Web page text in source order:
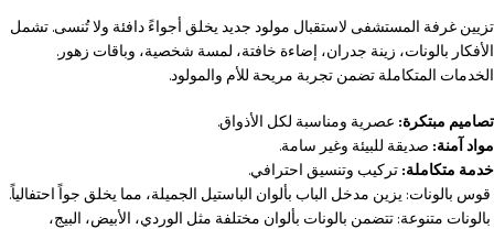
تزيين غرفة المستشفى لاستقبال مولود جديد يخلق أجواءً دافئة ولا تُنسى. تشمل
الأفكار بالونات، زينة جدران، إضاءة خافتة، لمسة شخصية، وباقات زهور.
الخدمات المتكاملة تضمن تجربة مريحة للأم والمولود.
تصاميم مبتكرة: عصرية ومناسبة لكل الأذواق.
مواد آمنة: صديقة للبيئة وغير سامة.
خدمة متكاملة: تركيب وتنسيق احترافي.
قوس بالونات: يزين مدخل الباب بألوان الباستيل الجميلة، مما يخلق جواً احتفالياً.
بالونات متنوعة: تتضمن بالونات بألوان مختلفة مثل الوردي، الأبيض، البيج،